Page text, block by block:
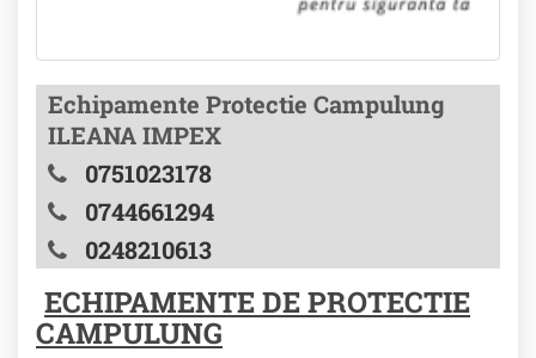
Echipamente Protectie Campulung
ILEANA IMPEX
0751023178
0744661294
0248210613
ECHIPAMENTE DE PROTECTIE
CAMPULUNG